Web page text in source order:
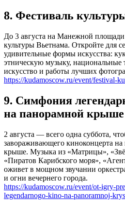
8. Фестиваль
До 3 августа на Манежной площади
культуры Вьетнама. Откройте для
удивительные формы искусства:
этническую музыку, национальные
искусство и работы лучших
https://kudamoscow.ru/event/festival-
9. Симфония
на панорамной крыше
2 августа — всего одна суббота,
завораживающего киноконцерта
крыше. Музыка из «Матрицы»,
«Пиратов Карибского моря»,
оживет в мощном звучании
и огни вечернего города.
https://kudamoscow.ru/event/ot-igry-
legendarnogo-kino-na-panoramnoj-